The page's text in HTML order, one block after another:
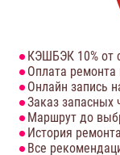
КЭШБЭК 10% от
Оплата
Онлайн запись
Заказ запасных
Маршрут до
История
Все